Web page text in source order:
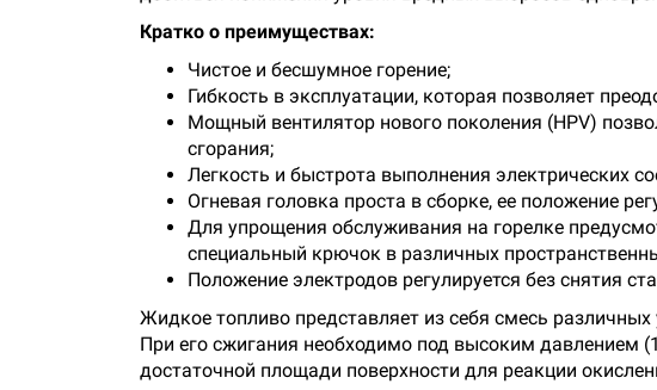
Кратко о преимуществах:
Чистое и бесшумное горение;
Гибкость в эксплуатации, которая позволяет
Мощный вентилятор нового поколения (HPV)
сгорания;
Легкость и быстрота выполнения электрических
Огневая головка проста в сборке, ее положение
Для упрощения обслуживания на горелке
специальный крючок в различных
Положение электродов регулируется без снятия
Жидкое топливо представляет из себя смесь
При его сжигания необходимо под высоким давлением
достаточной площади поверхности для реакции